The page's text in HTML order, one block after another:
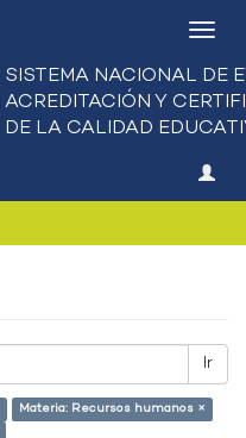
Ir
Materia: Recursos humanos ×